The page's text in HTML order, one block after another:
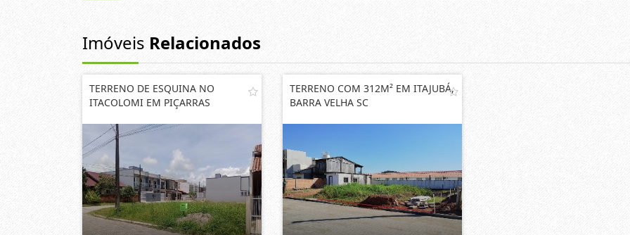
Imóveis Relacionados
TERRENO DE ESQUINA NO
ITACOLOMI EM PIÇARRAS
TERRENO COM 312M² EM ITAJUBÁ,
BARRA VELHA SC